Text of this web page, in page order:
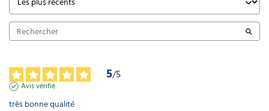
5/5
Avis vérifié
très bonne qualité